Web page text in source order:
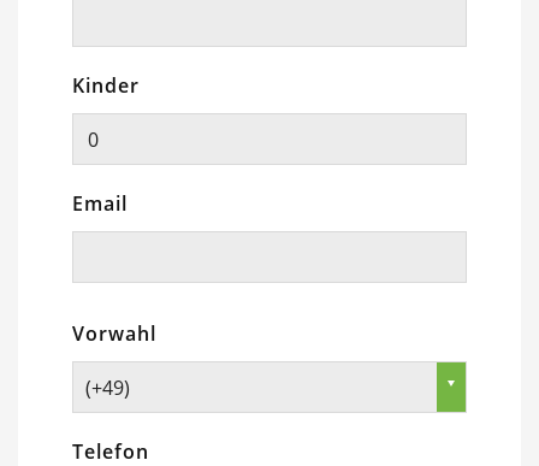
Kinder
Email
Vorwahl
(+49)
Telefon